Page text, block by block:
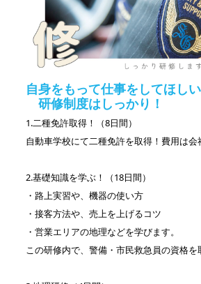
自身をもって仕事をしてほし
研修制度はしっかり！
1.二種免許取得！（8日間）
自動車学校にて二種免許を取得！費用は会
2.基礎知識を学ぶ！（18日間）
・路上実習や、機器の使い方
・接客方法や、売上を上げるコツ
・営業エリアの地理などを学びます。
この研修内で、警備・市民救急員の資格を